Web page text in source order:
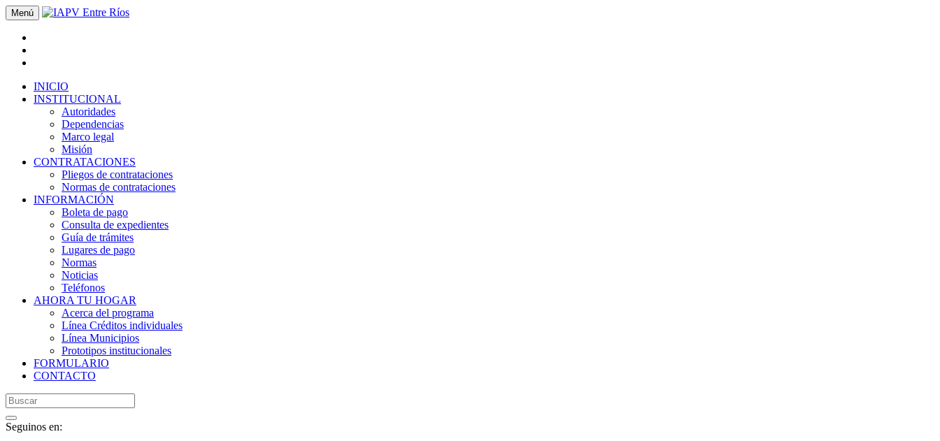
Menú
INICIO
INSTITUCIONAL
Autoridades
Dependencias
Marco legal
Misión
CONTRATACIONES
Pliegos de contrataciones
Normas de contrataciones
INFORMACIÓN
Boleta de pago
Consulta de expedientes
Guía de trámites
Lugares de pago
Normas
Noticias
Teléfonos
AHORA TU HOGAR
Acerca del programa
Línea Créditos individuales
Línea Municipios
Prototipos institucionales
FORMULARIO
CONTACTO
Seguinos en: